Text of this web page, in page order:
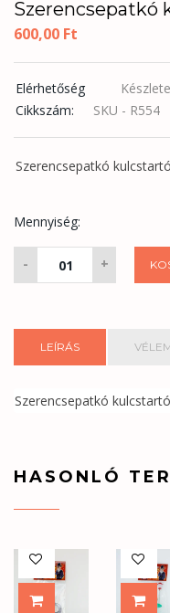
Szerencsepatkó
600,00 Ft
Elérhetőség
Cikkszám:
SKU - R554
Szerencsepatkó
Mennyiség:
- +
LEÍRÁS
Szerencsepatkó
HASONLÓ
KOSÁRBA